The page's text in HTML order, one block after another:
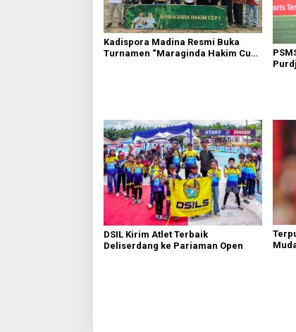
Kadispora Madina Resmi Buka
Turnamen “Maraginda Hakim Cup
DSIL Kirim Atlet Terbaik
Deliserdang ke Pariaman Open